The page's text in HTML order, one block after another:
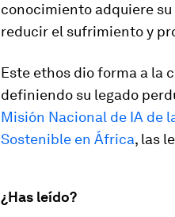
conocimiento adquiere
reducir el sufrimiento y
Este ethos dio forma a la
definiendo su legado
Misión Nacional de IA de
Sostenible en África, las
¿Has leído?